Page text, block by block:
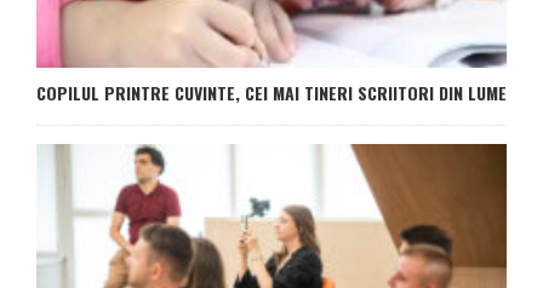
COPILUL PRINTRE CUVINTE, CEI MAI TINERI SCRIITORI DIN LUME